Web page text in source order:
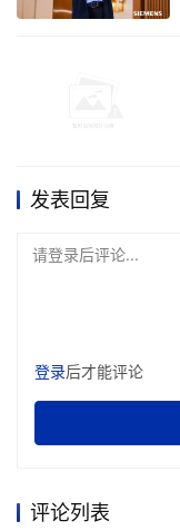
发表回复
请登录后评论...
登录后才能评论
评论列表